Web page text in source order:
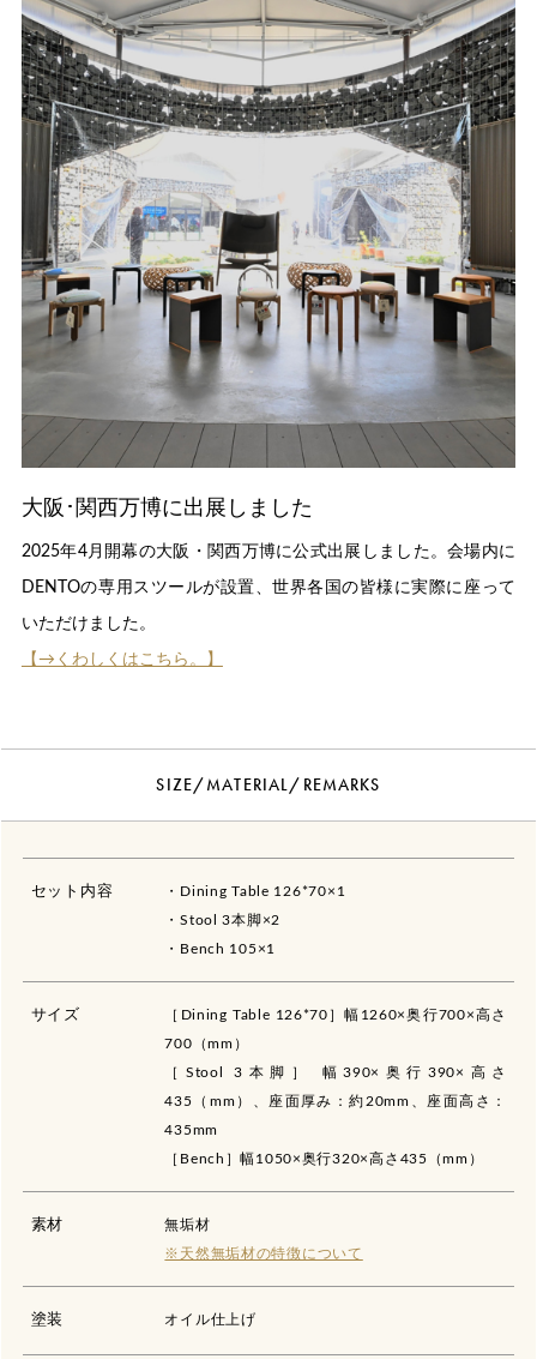
大阪･関西万博に出展しました
2025年4月開幕の大阪・関西万博に公式出展しました。会場内に
DENTOの専用スツールが設置、世界各国の皆様に実際に座って
いただけました。
【→くわしくはこちら。】
SIZE/MATERIAL/REMARKS
セット内容
・Dining Table 126*70×1
・Stool 3本脚×2
・Bench 105×1
サイズ
［Dining Table 126*70］幅1260×奥行700×高さ
700（mm）
［Stool 3本脚］ 幅390×奥行390×高さ
435（mm）、座面厚み：約20mm、座面高さ：
435mm
［Bench］幅1050×奥行320×高さ435（mm）
素材
無垢材
※天然無垢材の特徴について
塗装 オイル仕上げ